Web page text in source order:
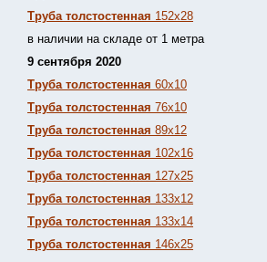
Труба толстостенная 152х28
в наличии на складе от 1 метра
9 сентября 2020
Труба толстостенная 60х10
Труба толстостенная 76х10
Труба толстостенная 89х12
Труба толстостенная 102х16
Труба толстостенная 127х25
Труба толстостенная 133х12
Труба толстостенная 133х14
Труба толстостенная 146х25